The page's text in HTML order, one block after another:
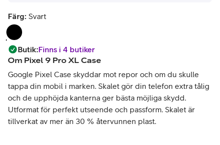
Färg: Svart
Butik:Finns i 4 butiker
Om Pixel 9 Pro XL Case
Google Pixel Case skyddar mot repor och om du skulle
tappa din mobil i marken. Skalet gör din telefon extra tålig
och de upphöjda kanterna ger bästa möjliga skydd.
Utformat för perfekt utseende och passform. Skalet är
tillverkat av mer än 30 % återvunnen plast.